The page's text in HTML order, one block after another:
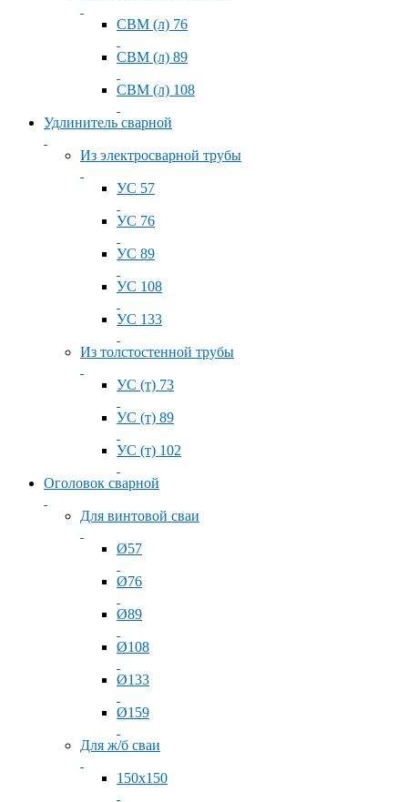
СВМ (л) 76
СВМ (л) 89
СВМ (л) 108
Удлинитель сварной
Из электросварной трубы
УС 57
УС 76
УС 89
УС 108
УС 133
Из толстостенной трубы
УС (т) 73
УС (т) 89
УС (т) 102
Оголовок сварной
Для винтовой сваи
Ø57
Ø76
Ø89
Ø108
Ø133
Ø159
Для ж/б сваи
150x150